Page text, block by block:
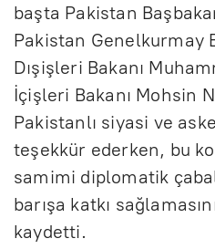
başta Pakistan
Pakistan Genelkurmay
Dışişleri Bakanı
İçişleri Bakanı Mohsin
Pakistanlı siyasi ve
teşekkür ederken, bu
samimi diplomatik
barışa katkı
kaydetti.